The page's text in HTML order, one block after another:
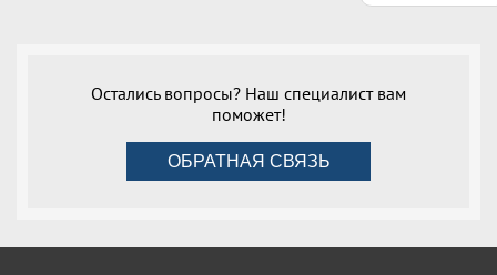
Остались вопросы? Наш специалист вам
поможет!
ОБРАТНАЯ СВЯЗЬ